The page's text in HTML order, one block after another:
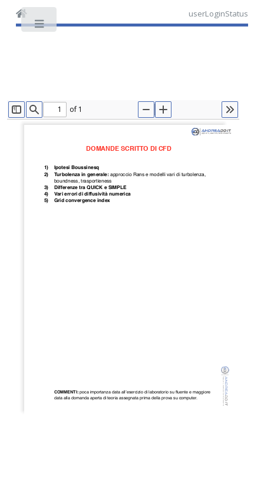
userLoginStatus
TOGGLE SIDEBAR
FIND of 1 TOOLS
ZOOM OUT
ZOOM IN
DOMANDE SCRITTO DI CFD
1)
Ipotesi Boussinesq
2)
Turbolenza in generale: approccio Rans e modelli vari di turbolenza,
boundness, trasportieness
3)
Differenze tra QUICK e SIMPLE
4)
Vari errori di diffusività numerica
5)
Grid convergence index
COMMENTI: poca importanza data all’esercizio di laboratorio su fluente e maggiore
data alla domanda aperta di teoria assegnata prima della prova su computer.
Toggle